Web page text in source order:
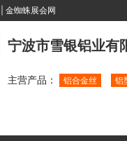
金蜘蛛展会网
宁波市雪银铝业有
主营产品： 铝合金丝 铝